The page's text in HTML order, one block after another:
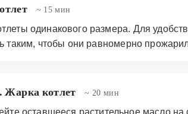
~ 15 мин
одинакового размера. Для
таким, чтобы они равномерно
Жарка котлет ~ 20 мин
оставшееся растительное масло